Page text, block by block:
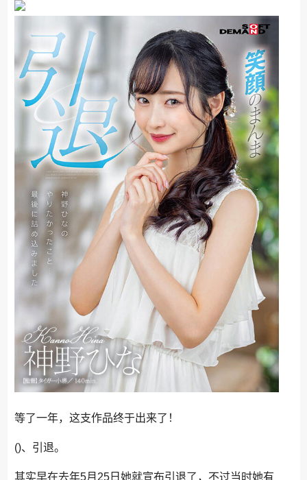
等了一年，这支作品终于出来了！
()、引退。
其实早在去年5月25日她就宣布引退了，不过当时她有